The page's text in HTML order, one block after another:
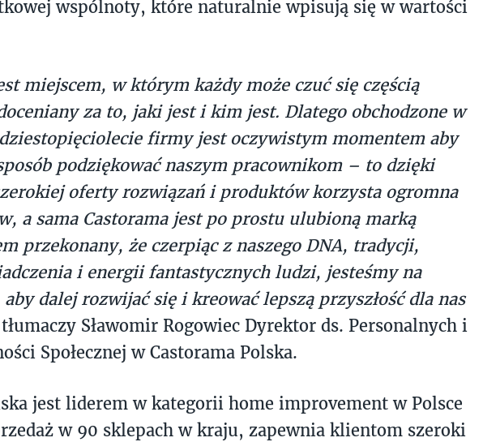
wspólnoty, które naturalnie wpisują się w wartości
miejscem, w którym każdy może czuć się częścią
za to, jaki jest i kim jest. Dlatego obchodzone w
firmy jest oczywistym momentem aby
podziękować naszym pracownikom – to dzięki
oferty rozwiązań i produktów korzysta ogromna
a sama Castorama jest po prostu ulubioną marką
przekonany, że czerpiąc z naszego DNA, tradycji,
i energii fantastycznych ludzi, jesteśmy na
dalej rozwijać się i kreować lepszą przyszłość dla nas
Sławomir Rogowiec Dyrektor ds. Personalnych i
Społecznej w Castorama Polska.
jest liderem w kategorii home improvement w Polsce
w 90 sklepach w kraju, zapewnia klientom szeroki